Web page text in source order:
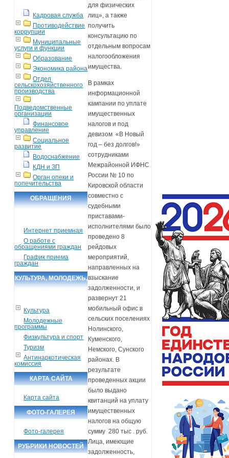
Кадровая служба
Противодействие
коррупции
Муниципальные
услуги и функции
Образование
Экономика района
Отдел
сельскохозяйственного
производства
Подведомственные
организации
Финансовое
управление
Социальное
развитие
Водоснабжение
КДН и ЗП
Орган опеки и
попечительства
ОБРАЩЕНИЯ
Интернет приемная
О работе с
обращениями граждан
График приема
граждан
КУЛЬТУРА, МОЛОДЕЖЬ,
Культура
Молодежные
программы
Физкультура и спорт
Туризм
Антинаркотическая
комиссия
КАРТА САЙТА
Карта сайта
ФОТО-ГАЛЕРЕЯ
Фото-галерея
РУБРИКИ НОВОСТЕЙ
для физических
лиц», а также
получить
консультацию по
отдельным вопросам
налогообложения
имущества.
В рамках
информационной
кампании по уплате
имущественных
налогов и под
девизом «В Новый
год – без долгов!»
сотрудниками
Межрайонной ИФНС
России № 10 по
Кировской области
совместно с
судебными
приставами-
исполнителями было
проведено 8
рейдовых
мероприятий,
направленных на
взыскание
задолженности, и
развернут 21
мобильный офис в
сельских поселениях
Нолинского,
Куменского,
Немского, Сунского
районах. В
результате
проведенных акции
было выдано
квитанций на уплату
имущественных
налогов на общую
сумму 280 тыс . руб.
Лица, имеющие
задолженность,